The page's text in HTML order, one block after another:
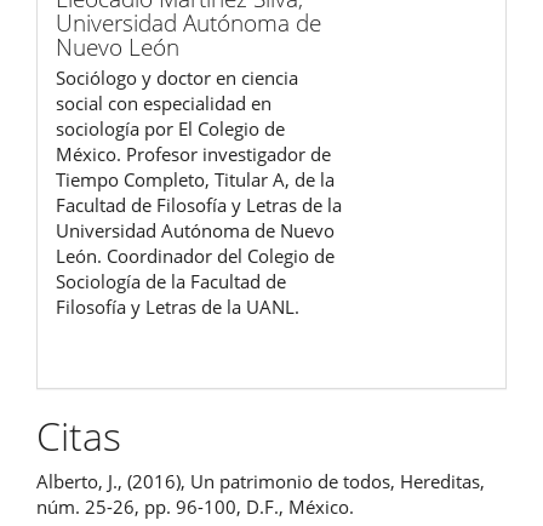
Universidad Autónoma de
Nuevo León
Sociólogo y doctor en ciencia
social con especialidad en
sociología por El Colegio de
México. Profesor investigador de
Tiempo Completo, Titular A, de la
Facultad de Filosofía y Letras de la
Universidad Autónoma de Nuevo
León. Coordinador del Colegio de
Sociología de la Facultad de
Filosofía y Letras de la UANL.
Citas
Alberto, J., (2016), Un patrimonio de todos, Hereditas,
núm. 25-26, pp. 96-100, D.F., México.